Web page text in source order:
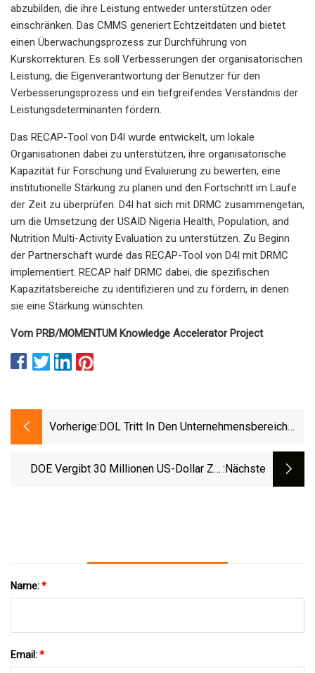
abzubilden, die ihre Leistung entweder unterstützen oder
einschränken. Das CMMS generiert Echtzeitdaten und bietet
einen Überwachungsprozess zur Durchführung von
Kurskorrekturen. Es soll Verbesserungen der organisatorischen
Leistung, die Eigenverantwortung der Benutzer für den
Verbesserungsprozess und ein tiefgreifendes Verständnis der
Leistungsdeterminanten fördern.
Das RECAP-Tool von D4I wurde entwickelt, um lokale
Organisationen dabei zu unterstützen, ihre organisatorische
Kapazität für Forschung und Evaluierung zu bewerten, eine
institutionelle Stärkung zu planen und den Fortschritt im Laufe
der Zeit zu überprüfen. D4I hat sich mit DRMC zusammengetan,
um die Umsetzung der USAID Nigeria Health, Population, and
Nutrition Multi-Activity Evaluation zu unterstützen. Zu Beginn
der Partnerschaft wurde das RECAP-Tool von D4I mit DRMC
implementiert. RECAP half DRMC dabei, die spezifischen
Kapazitätsbereiche zu identifizieren und zu fördern, in denen
sie eine Stärkung wünschten.
Vom PRB/MOMENTUM Knowledge Accelerator Project
Vorherige: DOL Tritt In Den Unternehmensbereich
DOE Vergibt 30 Millionen US-Dollar Zur :nächste
Name:*
Email:*